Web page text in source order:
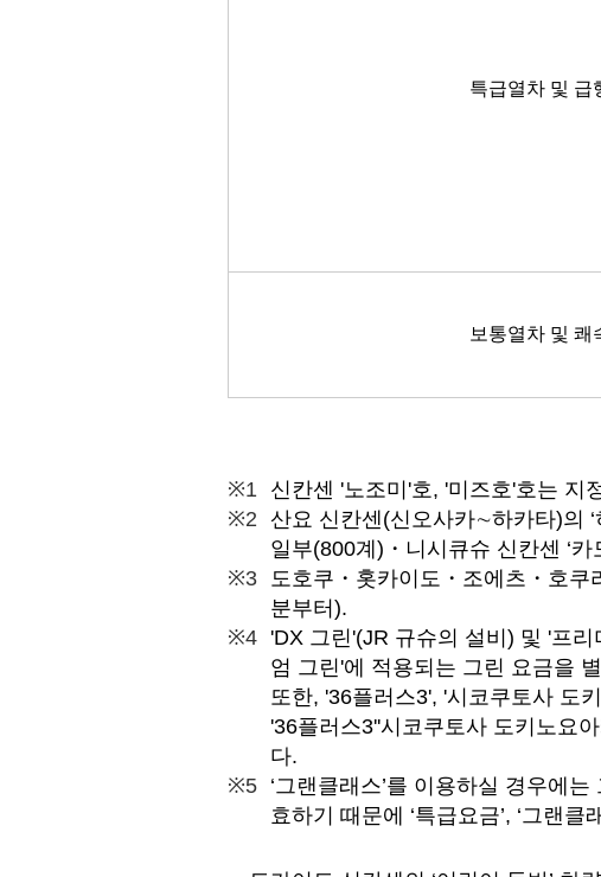
특급열차 및 급
보통열차 및 쾌
신칸센 '노조미'호, '미즈호'호는 지
산요 신칸센(신오사카∼하카타)의 ‘
일부(800계)・니시큐슈 신칸센 ‘
도호쿠・홋카이도・조에츠・호쿠
분부터).
'DX 그린'(JR 규슈의 설비) 및 '프
엄 그린'에 적용되는 그린 요금을
또한, '36플러스3', '시코쿠토사 도
'36플러스3''시코쿠토사 도키노요
다.
‘그랜클래스’를 이용하실 경우에
효하기 때문에 ‘특급요금’, ‘그랜